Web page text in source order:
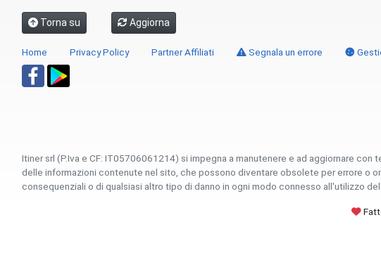
Torna su Aggiorna
Home Privacy Policy Partner Affiliati Segnala un errore
Itiner srl (P.Iva e CF: IT05706061214) si impegna a manutenere e ad aggiornare
delle informazioni contenute nel sito, che possono diventare obsolete per errore o
consequenziali o di qualsiasi altro tipo di danno in ogni modo connesso all'utilizzo